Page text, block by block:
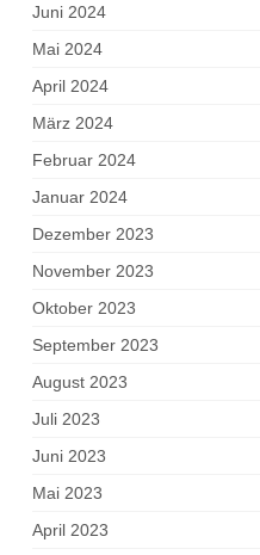
Juni 2024
Mai 2024
April 2024
März 2024
Februar 2024
Januar 2024
Dezember 2023
November 2023
Oktober 2023
September 2023
August 2023
Juli 2023
Juni 2023
Mai 2023
April 2023